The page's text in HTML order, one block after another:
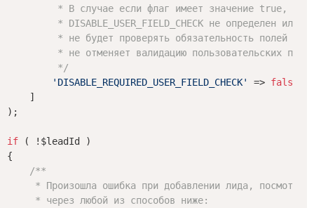
* В случае если флаг имеет значение true, а
* DISABLE_USER_FIELD_CHECK не определен или
* не будет проверять обязательность полей со
* не отменяет валидацию пользовательских
         */
'DISABLE_REQUIRED_USER_FIELD_CHECK'
=> false
    ]
);
if ( !$leadId )
{
/**
* Произошла ошибка при добавлении лида,
     * через любой из способов ниже: